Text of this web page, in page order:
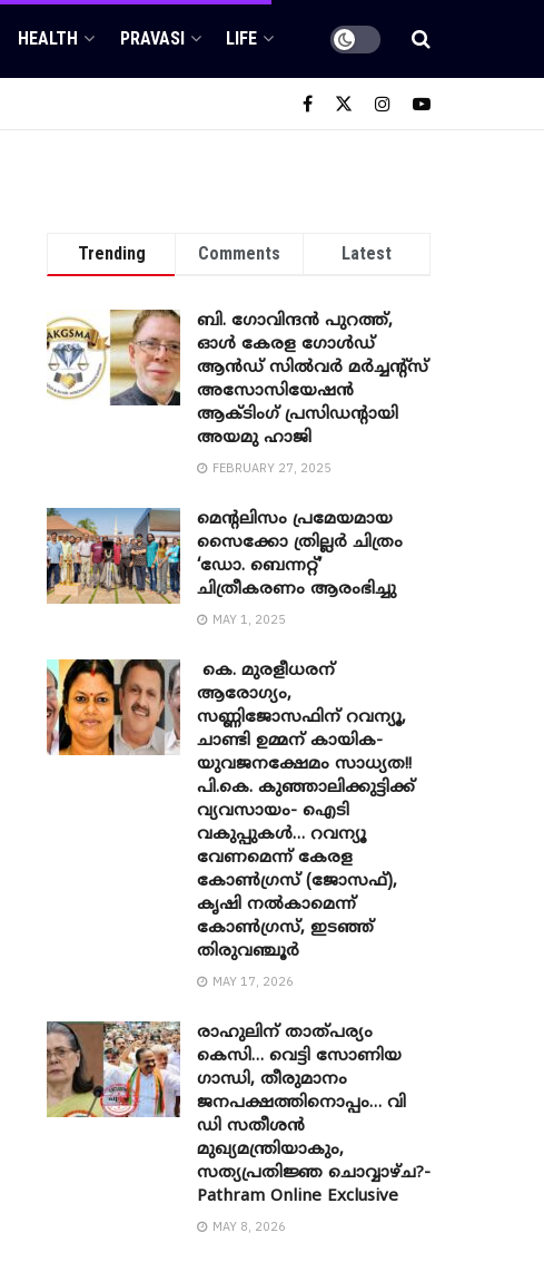
HEALTH PRAVASI LIFE
Trending Comments Latest
ബി. ​ഗോവിന്ദൻ പുറത്ത്,
ഓൾ കേരള ഗോൾഡ്
ആൻഡ് സിൽവർ മർച്ചന്റ്സ്
അസോസിയേഷൻ
ആക്ടിംഗ് പ്രസിഡന്റായി
അയമു ഹാജി
FEBRUARY 27, 2025
മെന്‍റലിസം പ്രമേയമായ
സൈക്കോ ത്രില്ലർ ചിത്രം
‘ഡോ. ബെന്നറ്റ്’
ചിത്രീകരണം ആരംഭിച്ചു
MAY 1, 2025
കെ. മുരളീധരന്
ആരോഗ്യം,
സണ്ണിജോസഫിന് റവന്യൂ,
ചാണ്ടി ഉമ്മന് കായിക-
യുവജനക്ഷേമം സാധ്യത!!
പി.കെ. കുഞ്ഞാലിക്കുട്ടിക്ക്
വ്യവസായം- ഐടി
വകുപ്പുകൾ… റവന്യൂ
വേണമെന്ന് കേരള
കോൺഗ്രസ് (ജോസഫ്),
കൃഷി നൽകാമെന്ന്
കോൺഗ്രസ്, ഇടഞ്ഞ്
തിരുവഞ്ചൂർ
MAY 17, 2026
രാഹുലിന് താത്പര്യം
കെസി… വെട്ടി സോണിയ ​
ഗാന്ധി, തീരുമാനം
ജനപക്ഷത്തിനൊപ്പം… വി
ഡി സതീശൻ
മുഖ്യമന്ത്രിയാകും,
സത്യപ്രതിജ്ഞ ചൊവ്വാഴ്ച?-
Pathram Online Exclusive
MAY 8, 2026